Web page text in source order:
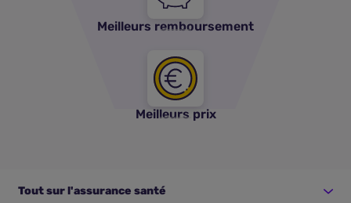
Meilleurs remboursement
Meilleurs prix
Tout sur l'assurance santé